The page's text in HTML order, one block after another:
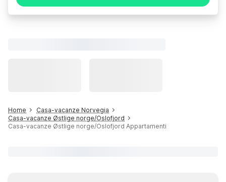
Home
Casa-vacanze Norvegia
Casa-vacanze Østlige norge/Oslofjord
Casa-vacanze Østlige norge/Oslofjord Appartamenti